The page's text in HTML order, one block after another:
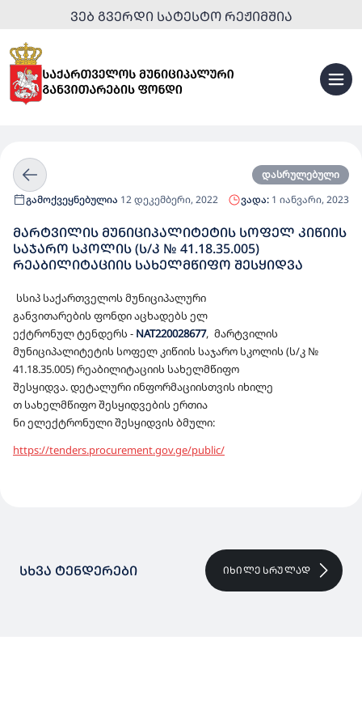
ᲕᲔᲑ ᲒᲕᲔᲠᲓᲘ ᲡᲐᲢᲔᲡᲢᲝ ᲠᲔᲟᲘᲛᲨᲘᲐ
დასრულებული
გამოქვეყნებულია 12 დეკემბერი, 2022 ვადა: 1 იანვარი, 2023
ᲛᲐᲠᲢᲕᲘᲚᲘᲡ ᲛᲣᲜᲘᲪᲘᲞᲐᲚᲘᲢᲔᲢᲘᲡ ᲡᲝᲤᲔᲚ ᲙᲘᲬᲘᲘᲡ
ᲡᲐᲯᲐᲠᲝ ᲡᲙᲝᲚᲘᲡ (Ს/Კ № 41.18.35.005)
ᲠᲔᲐᲑᲘᲚᲘᲢᲐᲪᲘᲘᲡ ᲡᲐᲮᲔᲚᲛᲬᲘᲤᲝ ᲨᲔᲡᲧᲘᲓᲕᲐ
სსიპ საქართველოს მუნიციპალური
განვითარების ფონდიაცხადებს ელ
ექტრონულტენდერს - NAT220028677, მარტვილის
მუნიციპალიტეტის სოფელ კიწიის საჯარო სკოლის (ს/კ №
41.18.35.005) რეაბილიტაციის სახელმწიფო
შესყიდვა.დეტალურიინფორმაციისთვის იხილე
თ სახელმწიფოშესყიდვების ერთია
ნიელექტრონულიშესყიდვის ბმული:
https://tenders.procurement.gov.ge/public/
ᲡᲮᲕᲐ ᲢᲔᲜᲓᲔᲠᲔᲑᲘ ᲘᲮᲘᲚᲔ ᲡᲠᲣᲚᲐᲓ